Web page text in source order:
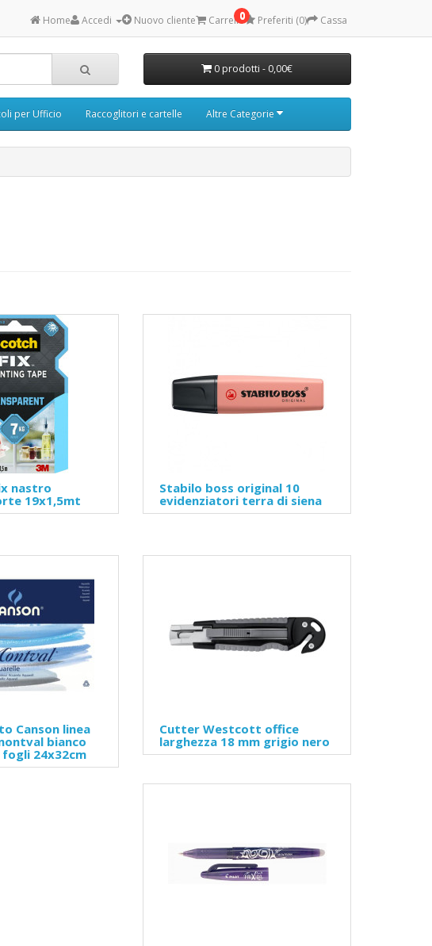
Home Accedi Nuovo cliente 0
Carrello Preferiti (0) Cassa
0 prodotti - 0,00€
per Ufficio Raccoglitori e cartelle Altre Categorie
nastro
19x1,5mt
Stabilo boss original 10
evidenziatori terra di siena
Canson linea
bianco
fogli 24x32cm
Cutter Westcott office
larghezza 18 mm grigio nero